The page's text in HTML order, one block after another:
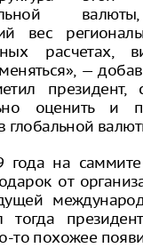
вес
расчетах,
—
президент,
оценить и
глобальной
года на
от
тогда
то похожее